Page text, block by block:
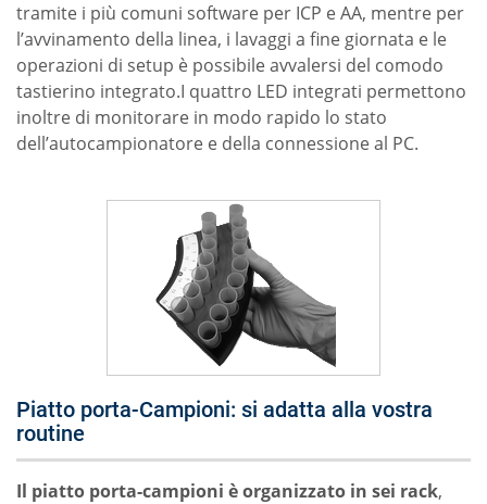
tramite i più comuni software per ICP e AA, mentre per
l’avvinamento della linea, i lavaggi a fine giornata e le
operazioni di setup è possibile avvalersi del comodo
tastierino integrato.I quattro LED integrati permettono
inoltre di monitorare in modo rapido lo stato
dell’autocampionatore e della connessione al PC.
Piatto porta-Campioni: si adatta alla vostra
routine
Il piatto porta-campioni è organizzato in sei rack,